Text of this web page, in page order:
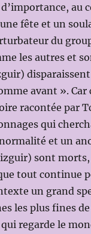
d’importance, au
fête et un
du
les autres et
avant ». Car
racontée par
qui
et un
sont morts,
tout continue
un grand
les plus fines
regarde le